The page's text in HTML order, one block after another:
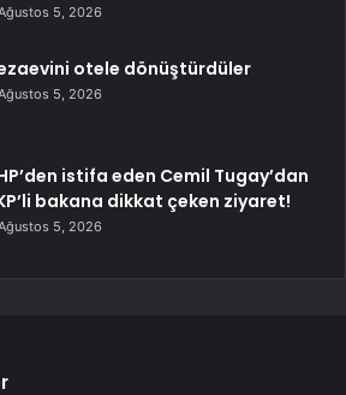
5, 2026
otele dönüştürdüler
5, 2026
istifa eden Cemil Tugay’dan
bakana dikkat çeken ziyaret!
5, 2026